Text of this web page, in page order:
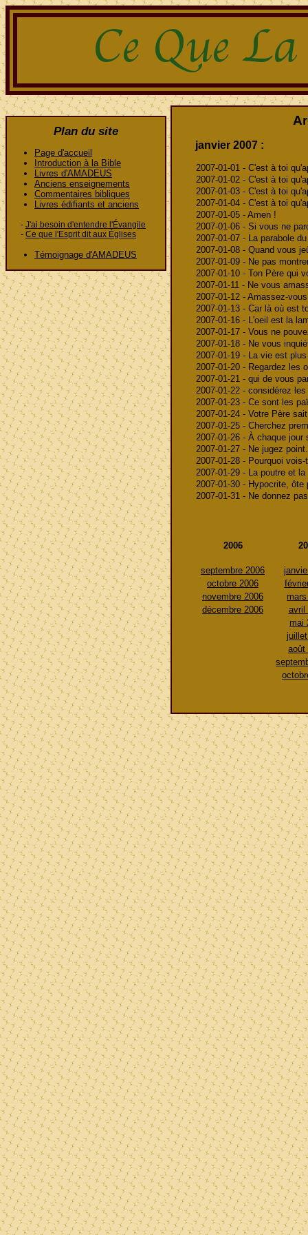
Plan du site
Page d'accueil
Introduction à la Bible
Livres d'AMADEUS
Anciens enseignements
Commentaires bibliques
Livres édifiants et anciens
- J'ai besoin d'entendre l'Évangile
- Ce que l'Esprit dit aux Églises
Témoignage d'AMADEUS
janvier 2007 :
2007-01-01 - C'est à toi
2007-01-02 - C'est à toi
2007-01-03 - C'est à toi
2007-01-04 - C'est à toi
2007-01-05 - Amen !
2007-01-06 - Si vous ne
2007-01-07 - La parabole
2007-01-08 - Quand vous
2007-01-09 - Ne pas
2007-01-10 - Ton Père qui
2007-01-11 - Ne vous
2007-01-12 - Amassez-
2007-01-13 - Car là où est
2007-01-16 - L'oeil est la
2007-01-17 - Vous ne
2007-01-18 - Ne vous
2007-01-19 - La vie est
2007-01-20 - Regardez les
2007-01-21 - qui de vous
2007-01-22 - considérez
2007-01-23 - Ce sont les
2007-01-24 - Votre Père
2007-01-25 - Cherchez
2007-01-26 - À chaque jour
2007-01-27 - Ne jugez
2007-01-28 - Pourquoi
2007-01-29 - La poutre et la
2007-01-30 - Hypocrite, ôte
2007-01-31 - Ne donnez
2006
septembre 2006
octobre 2006
novembre 2006
décembre 2006
avril
mai
août